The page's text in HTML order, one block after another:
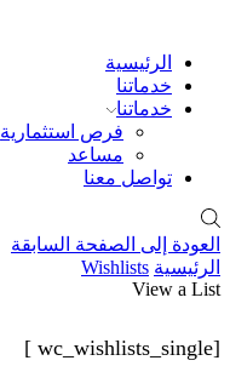
الرئيسية
خدماتنا
خدماتنا
فرص استثمارية
مساعد
تواصل معنا
العودة إلى الصفحة السابقة
الرئيسية Wishlists
View a List
[wc_wishlists_single ]